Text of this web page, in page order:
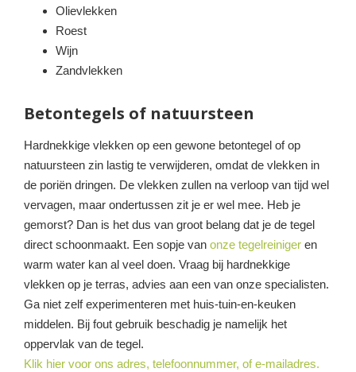
Olievlekken
Roest
Wijn
Zandvlekken
Betontegels of natuursteen
Hardnekkige vlekken op een gewone betontegel of op
natuursteen zin lastig te verwijderen, omdat de vlekken in
de poriën dringen. De vlekken zullen na verloop van tijd wel
vervagen, maar ondertussen zit je er wel mee. Heb je
gemorst? Dan is het dus van groot belang dat je de tegel
direct schoonmaakt. Een sopje van onze tegelreiniger en
warm water kan al veel doen. Vraag bij hardnekkige
vlekken op je terras, advies aan een van onze specialisten.
Ga niet zelf experimenteren met huis-tuin-en-keuken
middelen. Bij fout gebruik beschadig je namelijk het
oppervlak van de tegel.
Klik hier voor ons adres, telefoonnummer, of e-mailadres.